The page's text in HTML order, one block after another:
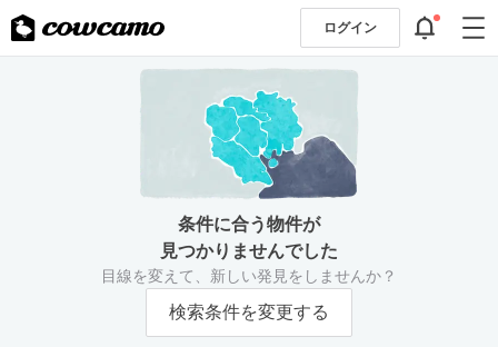
ログイン
条件に合う物件が
見つかりませんでした
目線を変えて、新しい発見をしませんか？
検索条件を変更する